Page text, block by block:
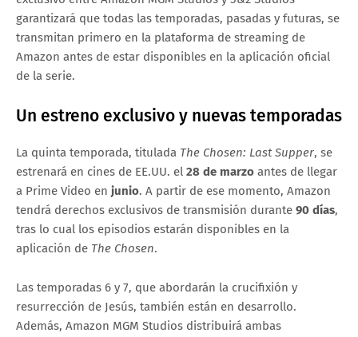
garantizará que todas las temporadas, pasadas y futuras, se
transmitan primero en la plataforma de streaming de
Amazon antes de estar disponibles en la aplicación oficial
de la serie.
Un estreno exclusivo y nuevas temporadas
La quinta temporada, titulada The Chosen: Last Supper, se
estrenará en cines de EE.UU. el 28 de marzo antes de llegar
a Prime Video en junio. A partir de ese momento, Amazon
tendrá derechos exclusivos de transmisión durante 90 días,
tras lo cual los episodios estarán disponibles en la
aplicación de The Chosen.
Las temporadas 6 y 7, que abordarán la crucifixión y
resurrección de Jesús, también están en desarrollo.
Además, Amazon MGM Studios distribuirá ambas